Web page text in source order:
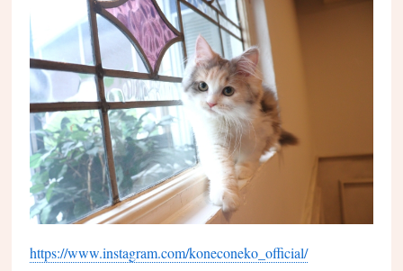
https://www.instagram.com/koneconeko_official/